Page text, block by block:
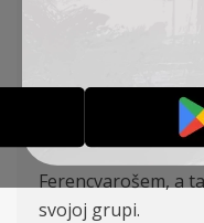
rezultatom 4:3.
Na ovom turniru na
iz Trnave sa 1:0,
Ferencvarošem, a
svojoj grupi.